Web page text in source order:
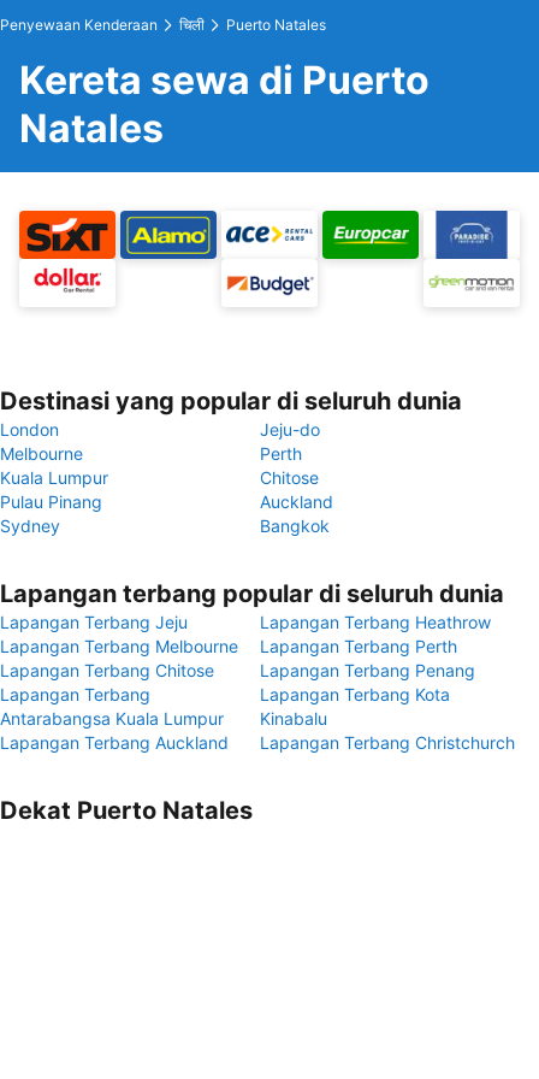
Penyewaan Kenderaan चिली Puerto Natales
Kereta sewa di Puerto
Natales
Destinasi yang popular di seluruh dunia
London
Jeju-do
Melbourne
Perth
Kuala Lumpur
Chitose
Pulau Pinang
Auckland
Sydney
Bangkok
Lapangan terbang popular di seluruh dunia
Lapangan Terbang Jeju
Lapangan Terbang Heathrow
Lapangan Terbang Melbourne
Lapangan Terbang Perth
Lapangan Terbang Chitose
Lapangan Terbang Penang
Lapangan Terbang
Antarabangsa Kuala Lumpur
Lapangan Terbang Kota
Kinabalu
Lapangan Terbang Auckland
Lapangan Terbang Christchurch
Dekat Puerto Natales